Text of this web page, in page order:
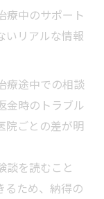
療中のサポート
いリアルな情報
療途中での相談
金時のトラブル
院ごとの差が明
談を読むこと
るため、納得の